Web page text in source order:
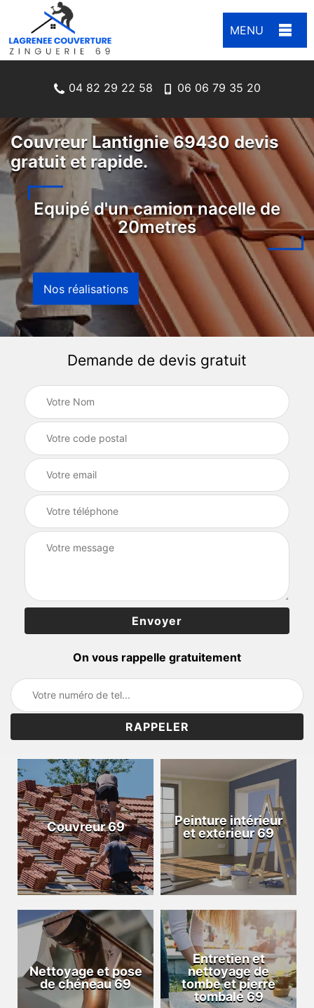
MENU
04 82 29 22 58 06 06 79 35 20
Couvreur Lantignie 69430 devis
gratuit et rapide.
Equipé d'un camion nacelle de
20metres
Nos réalisations
Demande de devis gratuit
On vous rappelle gratuitement
Couvreur 69
Peinture intérieur
et extérieur 69
Nettoyage et pose
de chéneau 69
Entretien et
nettoyage de
tombe et pierre
tombale 69